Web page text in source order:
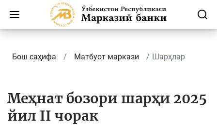
Бош саҳифа Матбуот маркази Шарҳлар
Меҳнат бозори шарҳи 2025
йил II чорак